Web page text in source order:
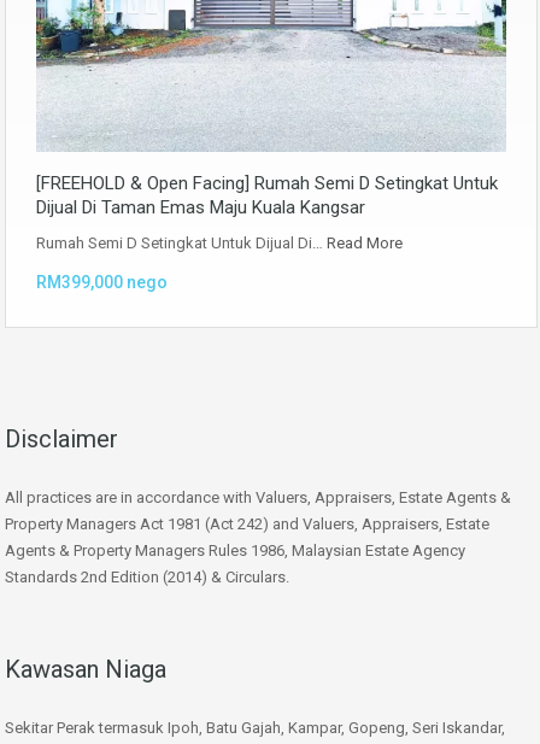
[FREEHOLD & Open Facing] Rumah Semi D Setingkat Untuk
Dijual Di Taman Emas Maju Kuala Kangsar
Rumah Semi D Setingkat Untuk Dijual Di… Read More
RM399,000 nego
Disclaimer
All practices are in accordance with Valuers, Appraisers, Estate Agents &
Property Managers Act 1981 (Act 242) and Valuers, Appraisers, Estate
Agents & Property Managers Rules 1986, Malaysian Estate Agency
Standards 2nd Edition (2014) & Circulars.
Kawasan Niaga
Sekitar Perak termasuk Ipoh, Batu Gajah, Kampar, Gopeng, Seri Iskandar,